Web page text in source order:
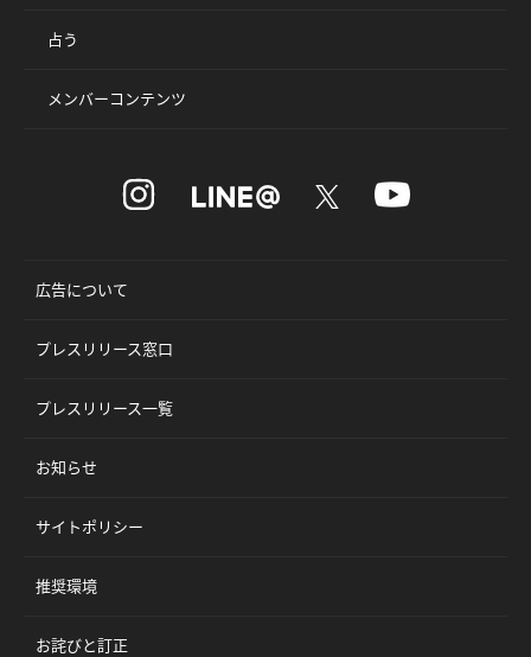
占う
メンバーコンテンツ
広告について
プレスリリース窓口
プレスリリース一覧
お知らせ
サイトポリシー
推奨環境
お詫びと訂正